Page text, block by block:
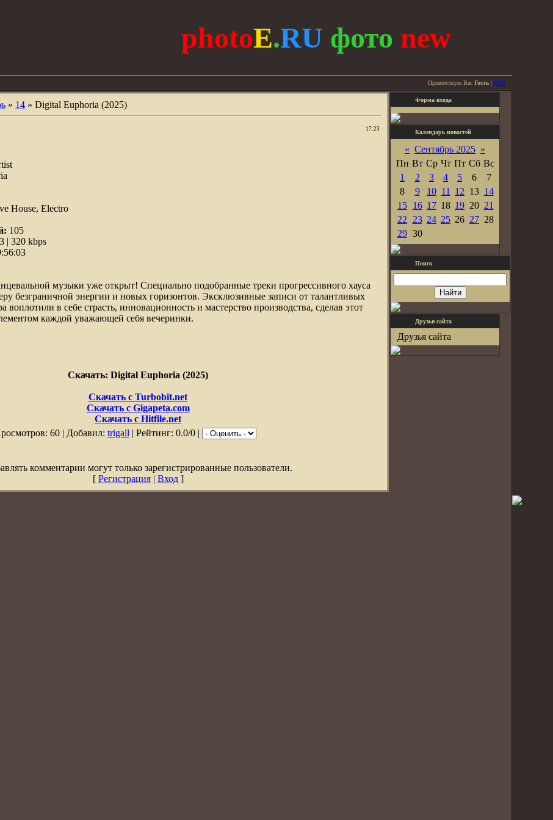
photoE.RU фото new
Приветствую Вас Гость | RSS
» 14 » Digital Euphoria (2025)
17:23
House, Electro
105
| 320 kbps
музыки уже открыт! Специально подобранные треки прогрессивного хауса
безграничной энергии и новых горизонтов. Эксклюзивные записи от талантливых
воплотили в себе страсть, инновационность и мастерство производства, сделав этот
каждой уважающей себя вечеринки.
Скачать: Digital Euphoria (2025)
Скачать с Turbobit.net
Скачать с Gigapeta.com
Скачать с Hitfile.net
60 | Добавил: trigall | Рейтинг: 0.0/0 |
комментарии могут только зарегистрированные пользователи.
[ Регистрация| Вход]
Форма входа
Календарь новостей
« Сентябрь 2025 »
Пн Вт Ср Чт Пт Сб Вс
1
2 3 4 5 6
7
8
9 10 11 12 13 14
15 16 17 18 19 20 21
22
23 24 25 26 27 28
29 30
Поиск
Друзья сайта
Друзья сайта